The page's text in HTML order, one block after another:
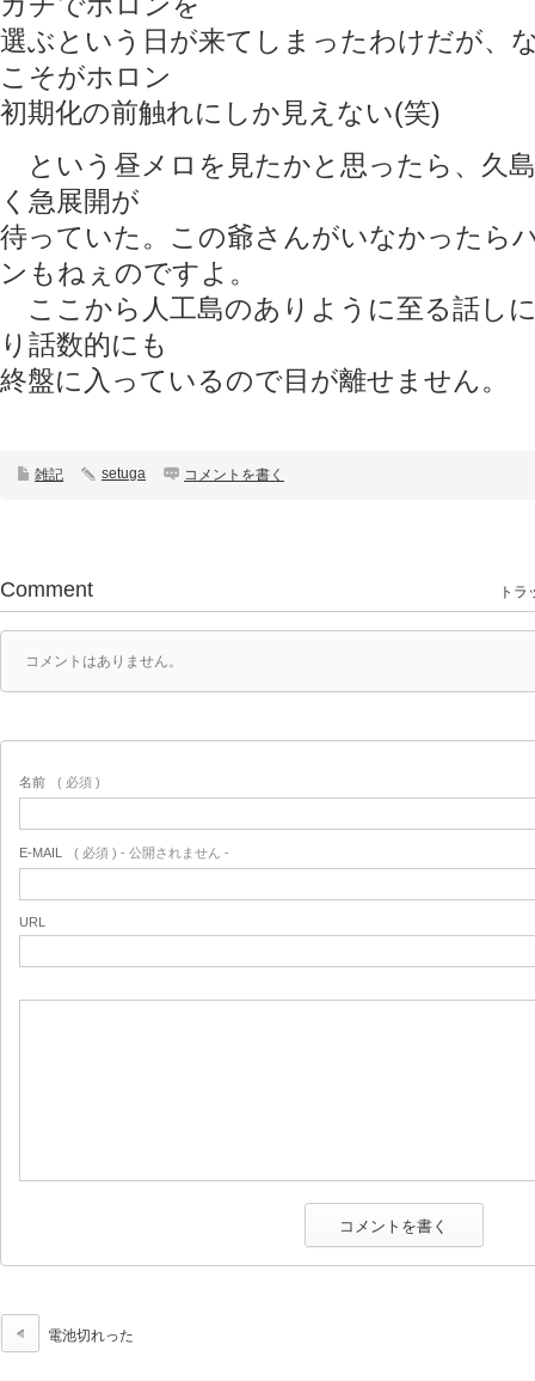
選ぶという日が来てしまったわけだが、
こそがホロン
初期化の前触れにしか見えない(笑)
という昼メロを見たかと思ったら、久
く急展開が
待っていた。この爺さんがいなかったら
ンもねぇのですよ。
ここから人工島のありように至る話し
り話数的にも
終盤に入っているので目が離せません。
雑記 setuga コメントを書く
Comment トラ
コメントはありません。
名前 ( 必須 )
E-MAIL ( 必須 ) - 公開されません -
URL
電池切れった